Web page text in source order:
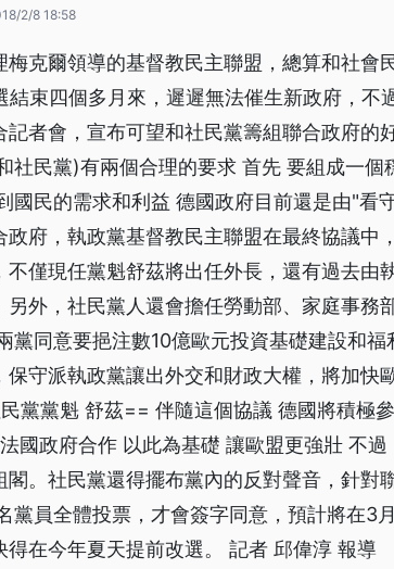
2/8 18:58
克爾領導的基督教民主聯盟，總算和社會
束四個多月來，遲遲無法催生新政府，不
者會，宣布可望和社民黨籌組聯合政府的
社民黨)有兩個合理的要求 首先 要組成一個
國民的需求和利益 德國政府目前還是由"看
政府，執政黨基督教民主聯盟在最終協議中
僅現任黨魁舒茲將出任外長，還有過去由
外，社民黨人還會擔任勞動部、家庭事務
黨同意要挹注數10億歐元投資基礎建設和福
守派執政黨讓出外交和財政大權，將加快
黨黨魁 舒茲== 伴隨這個協議 德國將積極
國政府合作 以此為基礎 讓歐盟更強壯 不
。社民黨還得擺布黨內的反對聲音，針對
黨員全體投票，才會簽字同意，預計將在3
在今年夏天提前改選。 記者 邱偉淳 報導